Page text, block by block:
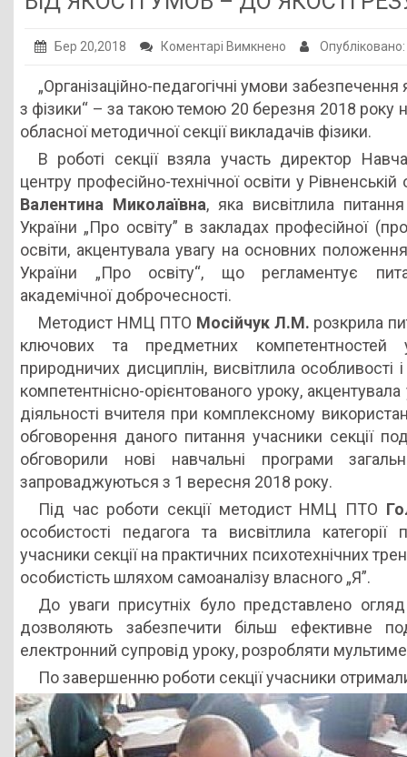
Публічна інформація
Заклади ПТО
Оголошення
Галерея
НМЦ ПТО України
Бер 20,2018 Коментарі Вимкнено до
ЯКОСТІ
УМОВ
–
ДО
ЯКОСТІ
РЕЗУЛЬТАТУ
„Організаційно-педагогічні умови
з фізики“ – за такою темою 20 березня 2018 року
обласної методичної секції викладачів фізики.
В роботі секції взяла участь директор
центру професійно-технічної освіти у Рівненській
Валентина Миколаївна, яка висвітлила питання
України „Про освіту” в закладах професійної
освіти, акцентувала увагу на основних
України „Про освіту“, що регламентує
академічної доброчесності.
Методист НМЦ ПТО Мосійчук Л.М. розкрила
ключових та предметних компетентностей
природничих дисциплін, висвітлила особливості
компетентнісно-орієнтованого уроку,
діяльності вчителя при комплексному
обговорення даного питання учасники секції
обговорили нові навчальні програми
запроваджуються з 1 вересня 2018 року.
Під час роботи секції методист НМЦ ПТО
особистості педагога та висвітлила
учасники секції на практичних психотехнічних
особистість шляхом самоаналізу власного „Я”.
До уваги присутніх було представлено огляд
дозволяють забезпечити більш ефективне
електронний супровід уроку, розробляти
По завершенню роботи секції учасники